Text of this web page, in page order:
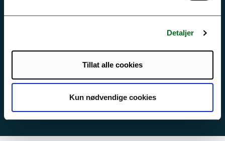
Detaljer
Tillat alle cookies
Kun nødvendige cookies
English website